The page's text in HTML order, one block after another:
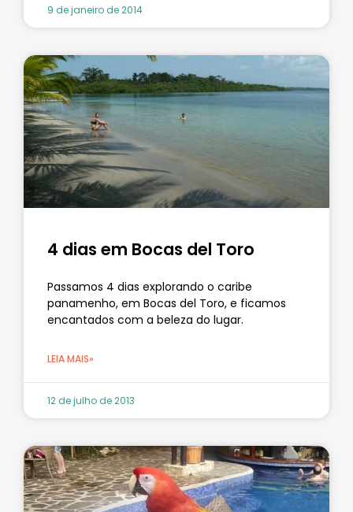
9 de janeiro de 2014
4 dias em Bocas del Toro
Passamos 4 dias explorando o caribe
panamenho, em Bocas del Toro, e ficamos
encantados com a beleza do lugar.
LEIA MAIS»
12 de julho de 2013